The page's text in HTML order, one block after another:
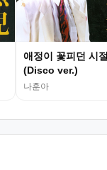
애정이 꽃피던 시절
(Disco ver.)
나훈아